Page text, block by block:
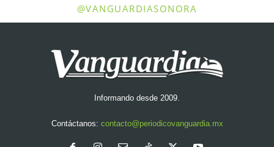
@VANGUARDIASONORA
Informando desde 2009.
Contáctanos: contacto@periodicovanguardia.mx